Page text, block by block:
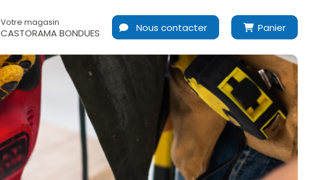
Votre magasin
CASTORAMA BONDUES Nous contacter Panier